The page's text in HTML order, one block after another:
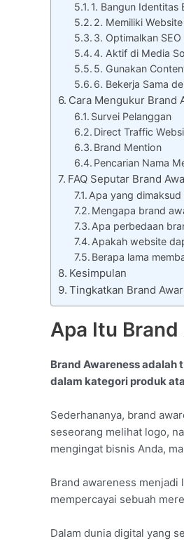
1. Bangun Identitas
2. Memiliki
3. Optimalkan SEO
4. Aktif di Media
5. Gunakan
6. Bekerja Sama
Cara Mengukur Brand
Survei Pelanggan
Direct Traffic
Brand Mention
Pencarian Nama
FAQ Seputar Brand
Apa yang
Mengapa brand
Apa perbedaan
Apakah website
Berapa lama
Kesimpulan
Tingkatkan Brand
Apa Itu
Brand Awareness
dalam kategori produk
Sederhananya, brand
seseorang melihat logo,
mengingat bisnis Anda,
Brand awareness menjadi
mempercayai sebuah
Dalam dunia digital yang